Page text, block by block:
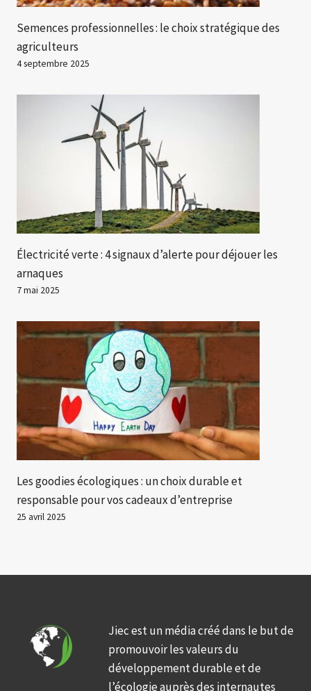
Semences professionnelles : le choix stratégique des
agriculteurs
4 septembre 2025
Électricité verte : 4 signaux d’alerte pour déjouer les
arnaques
7 mai 2025
Les goodies écologiques : un choix durable et
responsable pour vos cadeaux d’entreprise
25 avril 2025
Jiec est un média créé dans le but de
promouvoir les valeurs du
développement durable et de
l’écologie auprès des internautes